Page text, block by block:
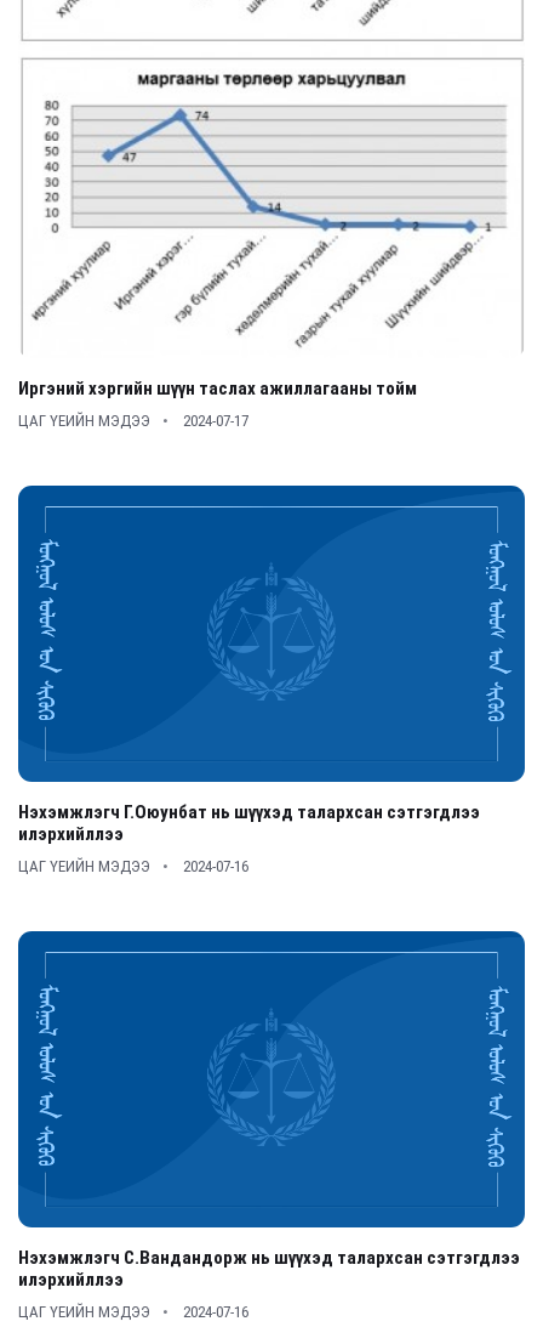
Иргэний хэргийн шүүн таслах ажиллагааны тойм
ЦАГ ҮЕИЙН МЭДЭЭ 2024-07-17
Нэхэмжлэгч Г.Оюунбат нь шүүхэд талархсан сэтгэгдлээ
илэрхийллээ
ЦАГ ҮЕИЙН МЭДЭЭ 2024-07-16
Нэхэмжлэгч С.Вандандорж нь шүүхэд талархсан сэтгэгдлээ
илэрхийллээ
ЦАГ ҮЕИЙН МЭДЭЭ 2024-07-16